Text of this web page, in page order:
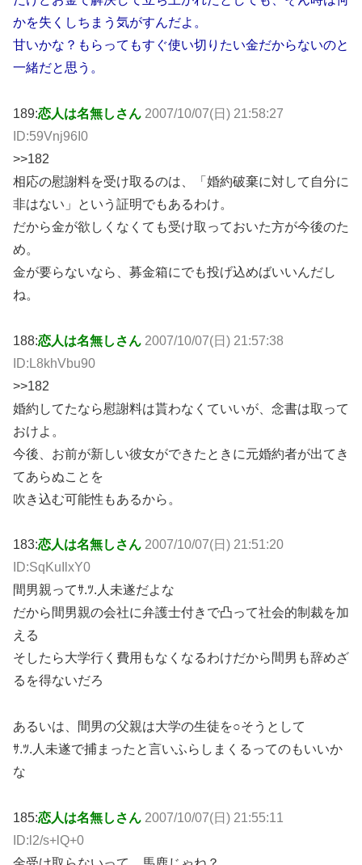
かを失くしちまう気がすんだよ。
甘いかな？もらってもすぐ使い切りたい金だからないのと
一緒だと思う。
189:恋人は名無しさん 2007/10/07(日) 21:58:27
ID:59Vnj96I0
>>182
相応の慰謝料を受け取るのは、「婚約破棄に対して自分に
非はない」という証明でもあるわけ。
だから金が欲しくなくても受け取っておいた方が今後のた
め。
金が要らないなら、募金箱にでも投げ込めばいいんだし
ね。
188:恋人は名無しさん 2007/10/07(日) 21:57:38
ID:L8khVbu90
>>182
婚約してたなら慰謝料は貰わなくていいが、念書は取って
おけよ。
今後、お前が新しい彼女ができたときに元婚約者が出てき
てあらぬことを
吹き込む可能性もあるから。
183:恋人は名無しさん 2007/10/07(日) 21:51:20
ID:SqKuIlxY0
間男親ってｻ.ﾂ.人未遂だよな
だから間男親の会社に弁護士付きで凸って社会的制裁を加
える
そしたら大学行く費用もなくなるわけだから間男も辞めざ
るを得ないだろ
あるいは、間男の父親は大学の生徒を○そうとして
ｻ.ﾂ.人未遂で捕まったと言いふらしまくるってのもいいか
な
185:恋人は名無しさん 2007/10/07(日) 21:55:11
ID:l2/s+lQ+0